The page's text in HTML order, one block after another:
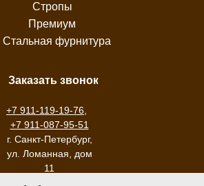
Стропы
Премиум
Стальная фурнитура
Заказать звонок
+7 911-119-19-76
+7 911-087-95-51
г. Санкт-Петербург,
ул. Ломанная, дом
11